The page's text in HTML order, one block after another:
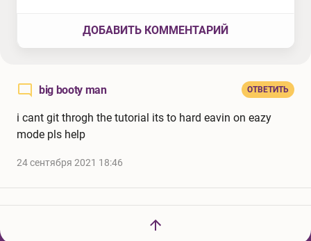
ДОБАВИТЬ КОММЕНТАРИЙ
ОТВЕТИТЬ
big booty man
i cant git throgh the tutorial its to hard eavin on eazy
mode pls help
24 сентября 2021 18:46